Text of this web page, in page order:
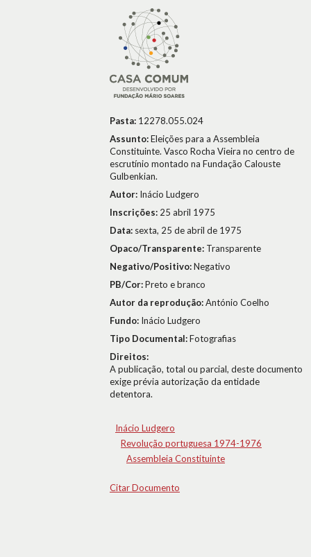
Pasta: 12278.055.024
Assunto:Eleições para a Assembleia
Constituinte. Vasco Rocha Vieira no centro de
escrutínio montado na Fundação Calouste
Gulbenkian.
Autor: Inácio Ludgero
Inscrições: 25 abril 1975
Data: sexta, 25 de abril de 1975
Opaco/Transparente: Transparente
Negativo/Positivo:Negativo
PB/Cor:Preto e branco
Autor da reprodução:António Coelho
Fundo: Inácio Ludgero
Tipo Documental:Fotografias
Direitos:
A publicação, total ou parcial, deste documento
exige prévia autorização da entidade
detentora.
Inácio Ludgero
Revolução portuguesa 1974-1976
Assembleia Constituinte
Citar Documento